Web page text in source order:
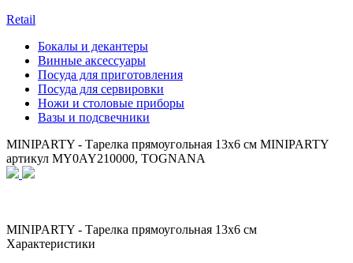
Retail
Бокалы и декантеры
Винные аксессуары
Посуда для приготовления
Посуда для сервировки
Ножи и столовые приборы
Вазы и подсвечники
MINIPARTY - Тарелка прямоугольная 13x6 см MINIPARTY
артикул MY0AY210000, TOGNANA
MINIPARTY - Тарелка прямоугольная 13x6 см
Характеристики